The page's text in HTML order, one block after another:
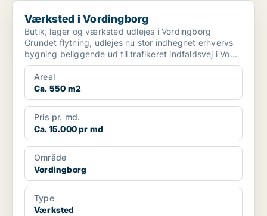
Værksted i Vordingborg
Værksted i Vordingborg
Butik, lager og værksted udlejes i Vordingborg
Grundet flytning, udlejes nu stor indhegnet erhvervs
bygning beliggende ud til trafikeret indfaldsvej i Vo...
Areal
Ca. 550 m2
Pris pr. md.
Ca. 15.000 pr md
Område
Vordingborg
Type
Værksted